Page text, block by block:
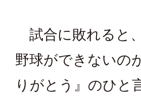
試合に敗れると
野球ができないの
りがとう』のひ